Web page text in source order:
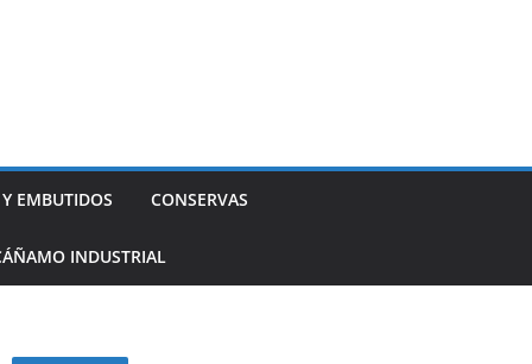
EMBUTIDOS CONSERVAS
INDUSTRIAL